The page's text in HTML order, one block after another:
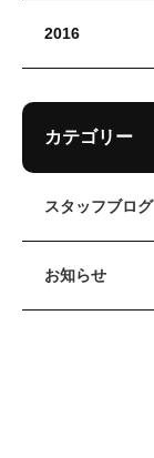
2016
カテゴリー
スタッフブログ
お知らせ